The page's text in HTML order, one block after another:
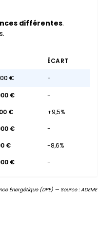
différentes.
ÉCART
€ -
€
-
€
+9,5%
€
-
€
-8,6%
€ -
Énergétique (DPE) — Source : ADEME